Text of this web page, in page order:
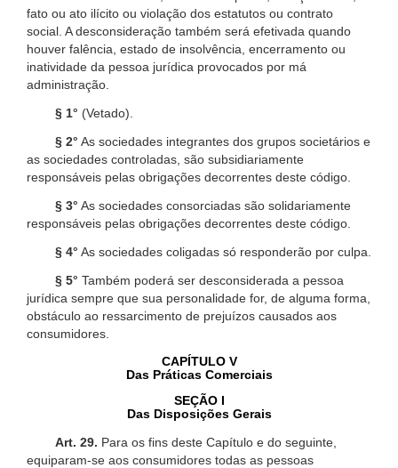
fato ou ato ilícito ou violação dos estatutos ou contrato
social. A desconsideração também será efetivada quando
houver falência, estado de insolvência, encerramento ou
inatividade da pessoa jurídica provocados por má
administração.
§ 1° (Vetado).
§ 2° As sociedades integrantes dos grupos societários e
as sociedades controladas, são subsidiariamente
responsáveis pelas obrigações decorrentes deste código.
§ 3° As sociedades consorciadas são solidariamente
responsáveis pelas obrigações decorrentes deste código.
§ 4° As sociedades coligadas só responderão por culpa.
§ 5° Também poderá ser desconsiderada a pessoa
jurídica sempre que sua personalidade for, de alguma forma,
obstáculo ao ressarcimento de prejuízos causados aos
consumidores.
CAPÍTULO V
Das Práticas Comerciais
SEÇÃO I
Das Disposições Gerais
Art. 29. Para os fins deste Capítulo e do seguinte,
equiparam-se aos consumidores todas as pessoas